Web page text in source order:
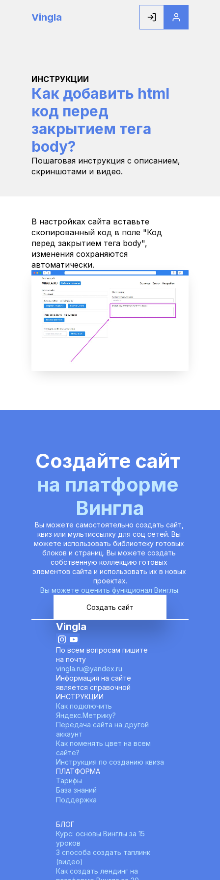
Vingla
ИНСТРУКЦИИ
Как добавить html
код перед
закрытием тега
body?
Пошаговая инструкция с описанием,
скриншотами и видео.
В настройках сайта вставьте
скопированный код в поле "Код
перед закрытием тега body",
изменения сохраняются
автоматически.
Создайте сайт
на платформе
Вингла
Вы можете самостоятельно создать сайт,
квиз или мультиссылку для соц сетей. Вы
можете использовать библиотеку готовых
блоков и страниц. Вы можете создать
собственную коллекцию готовых
элементов сайта и использовать их в новых
проектах.
Вы можете оценить функционал Винглы.
Создать сайт
Vingla
По всем вопросам пишите
на почту
vingla.ru@yandex.ru
Информация на сайте
является справочной
ИНСТРУКЦИИ
Как подключить
Яндекс.Метрику?
Передача сайта на другой
аккаунт
Как поменять цвет на всем
сайте?
Инструкция по созданию квиза
ПЛАТФОРМА
Тарифы
База знаний
Поддержка
БЛОГ
Курс: основы Винглы за 15
уроков
3 способа создать таплинк
(видео)
Как создать лендинг на